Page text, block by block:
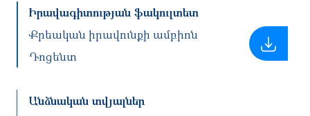
Իրավագիտության ֆակուլտետ
Քրեական իրավունքի ամբիոն
Դոցենտ
Անձնական տվյալներ